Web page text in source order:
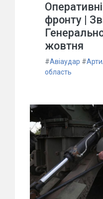
фронту |
жовтня
#Авіаудар #
область